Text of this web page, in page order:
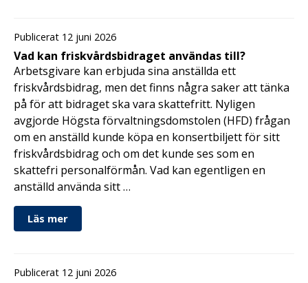
Publicerat 12 juni 2026
Vad kan friskvårdsbidraget användas till?
Arbetsgivare kan erbjuda sina anställda ett
friskvårdsbidrag, men det finns några saker att tänka
på för att bidraget ska vara skattefritt. Nyligen
avgjorde Högsta förvaltningsdomstolen (HFD) frågan
om en anställd kunde köpa en konsertbiljett för sitt
friskvårdsbidrag och om det kunde ses som en
skattefri personalförmån. Vad kan egentligen en
anställd använda sitt …
Läs mer
Publicerat 12 juni 2026